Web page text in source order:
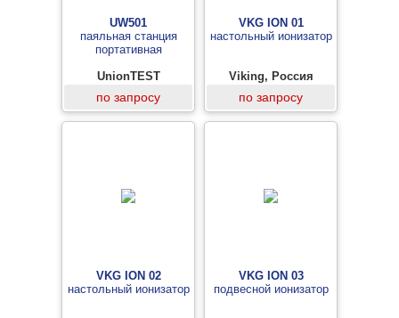
UW501
паяльная станция
портативная
UnionTEST
по запросу
VKG ION 01
настольный ионизатор
Viking, Россия
по запросу
VKG ION 02
настольный ионизатор
VKG ION 03
подвесной ионизатор